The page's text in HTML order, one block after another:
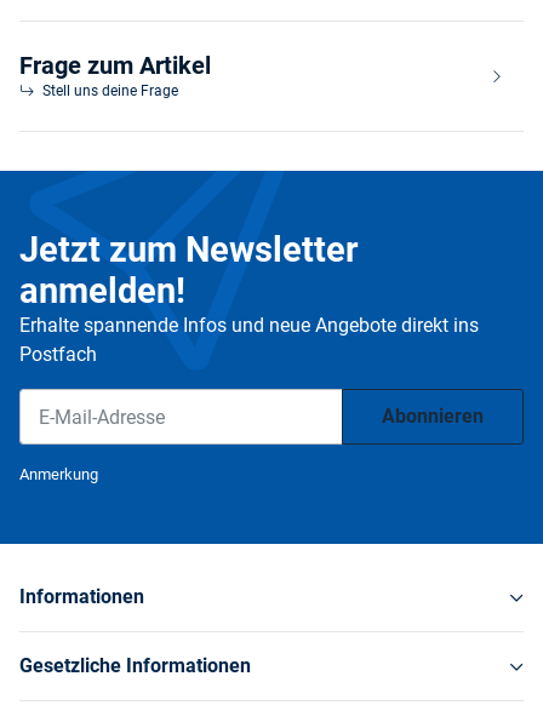
Frage zum Artikel
Stell uns deine Frage
Jetzt zum Newsletter
anmelden!
Erhalte spannende Infos und neue Angebote direkt ins
Postfach
Abonnieren
Anmerkung
Informationen
Gesetzliche Informationen